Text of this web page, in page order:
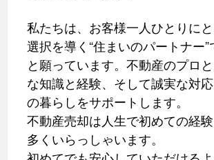
私たちは、お客様一人ひとりに
選択を導く“住まいのパートナー
と願っています。不動産のプロ
な知識と経験、そして誠実な対
の暮らしをサポートします。
不動産売却は人生で初めての経
多くいらっしゃいます。